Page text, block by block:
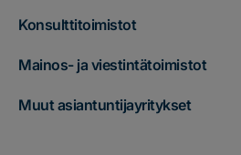
Konsulttitoimistot
Mainos- ja viestintätoimistot
Muut asiantuntijayritykset